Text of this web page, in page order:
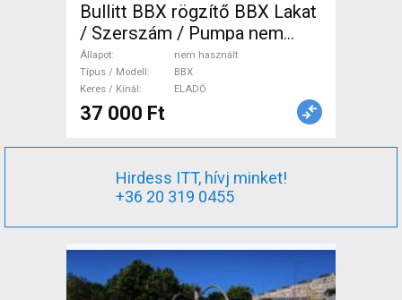
Bullitt BBX rögzítő BBX Lakat
/ Szerszám / Pumpa nem
használt ELADÓ
Állapot
nem használt
Típus / Modell
BBX
Keres / Kínál
ELADÓ
37 000 Ft
Hirdess ITT, hívj minket!
+36 20 319 0455